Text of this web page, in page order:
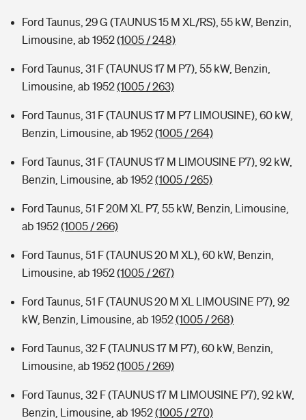
Ford Taunus, 29 G (TAUNUS 15 M XL/RS), 55 kW, Benzin,
Limousine, ab 1952(1005 / 248)
Ford Taunus, 31 F (TAUNUS 17 M P7), 55 kW, Benzin,
Limousine, ab 1952(1005 / 263)
Ford Taunus, 31 F (TAUNUS 17 M P7 LIMOUSINE), 60 kW,
Benzin, Limousine, ab 1952(1005 / 264)
Ford Taunus, 31 F (TAUNUS 17 M LIMOUSINE P7), 92 kW,
Benzin, Limousine, ab 1952(1005 / 265)
Ford Taunus, 51 F 20M XL P7, 55 kW, Benzin, Limousine,
ab 1952(1005 / 266)
Ford Taunus, 51 F (TAUNUS 20 M XL), 60 kW, Benzin,
Limousine, ab 1952(1005 / 267)
Ford Taunus, 51 F (TAUNUS 20 M XL LIMOUSINE P7), 92
kW, Benzin, Limousine, ab 1952(1005 / 268)
Ford Taunus, 32 F (TAUNUS 17 M P7), 60 kW, Benzin,
Limousine, ab 1952(1005 / 269)
Ford Taunus, 32 F (TAUNUS 17 M LIMOUSINE P7), 92 kW,
Benzin, Limousine, ab 1952(1005 / 270)